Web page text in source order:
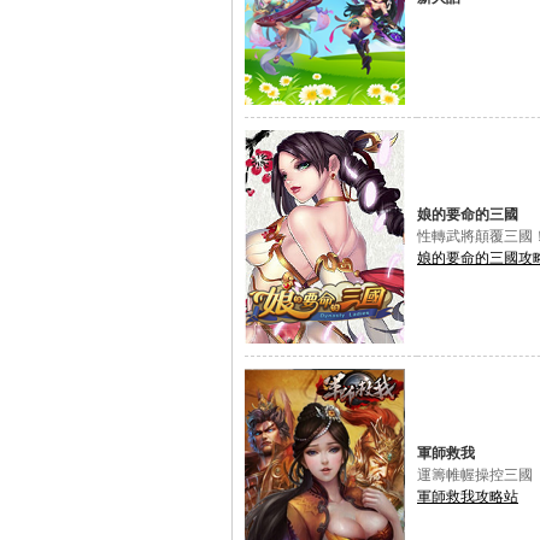
娘的要命的三國
性轉武將顛覆三國！
娘的要命的三國攻
軍師救我
運籌帷幄操控三國
軍師救我攻略站